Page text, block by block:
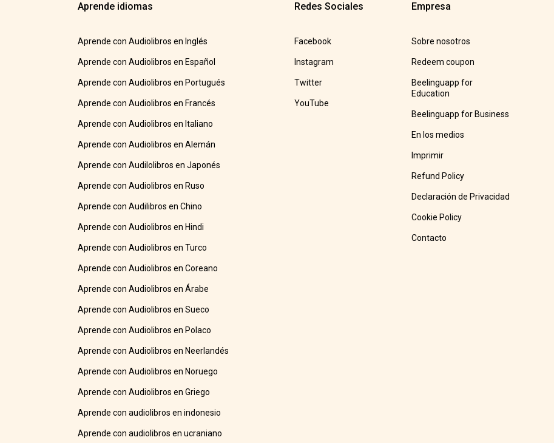
Aprende idiomas
Aprende con Audiolibros en Inglés
Aprende con Audiolibros en Español
Aprende con Audiolibros en Portugués
Aprende con Audiolibros en Francés
Aprende con Audiolibros en Italiano
Aprende con Audiolibros en Alemán
Aprende con Audilolibros en Japonés
Aprende con Audiolibros en Ruso
Aprende con Audilibros en Chino
Aprende con Audiolibros en Hindi
Aprende con Audiolibros en Turco
Aprende con Audiolibros en Coreano
Aprende con Audiolibros en Árabe
Aprende con Audiolibros en Sueco
Aprende con Audiolibros en Polaco
Aprende con Audiolibros en Neerlandés
Aprende con Audiolibros en Noruego
Aprende con Audiolibros en Griego
Aprende con audiolibros en indonesio
Aprende con audiolibros en ucraniano
Redes Sociales
Facebook
Instagram
Twitter
YouTube
Empresa
Sobre nosotros
Redeem coupon
Beelinguapp for
Education
Beelinguapp for Business
En los medios
Imprimir
Refund Policy
Declaración de Privacidad
Cookie Policy
Contacto